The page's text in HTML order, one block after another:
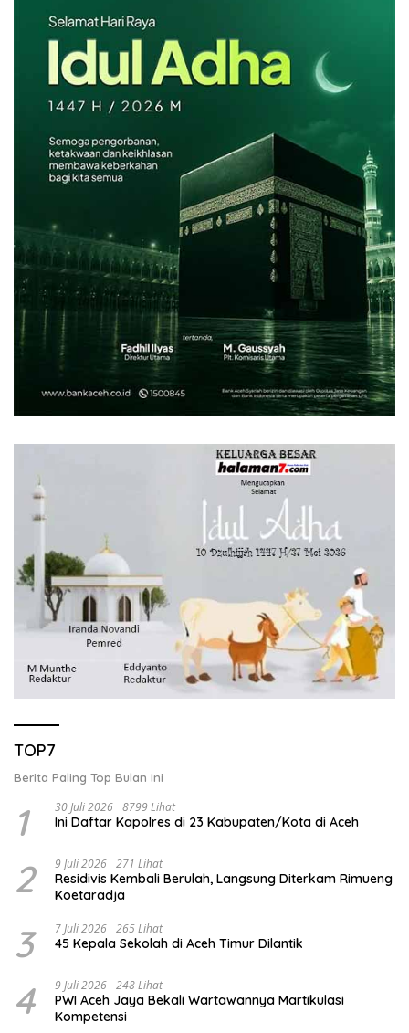
TOP7
Berita Paling Top Bulan Ini
1 30 Juli 2026 8799 Lihat
Ini Daftar Kapolres di 23 Kabupaten/Kota di Aceh
2 9 Juli 2026 271 Lihat
Residivis Kembali Berulah, Langsung Diterkam Rimueng
Koetaradja
3 7 Juli 2026 265 Lihat
45 Kepala Sekolah di Aceh Timur Dilantik
4 9 Juli 2026 248 Lihat
PWI Aceh Jaya Bekali Wartawannya Martikulasi
Kompetensi